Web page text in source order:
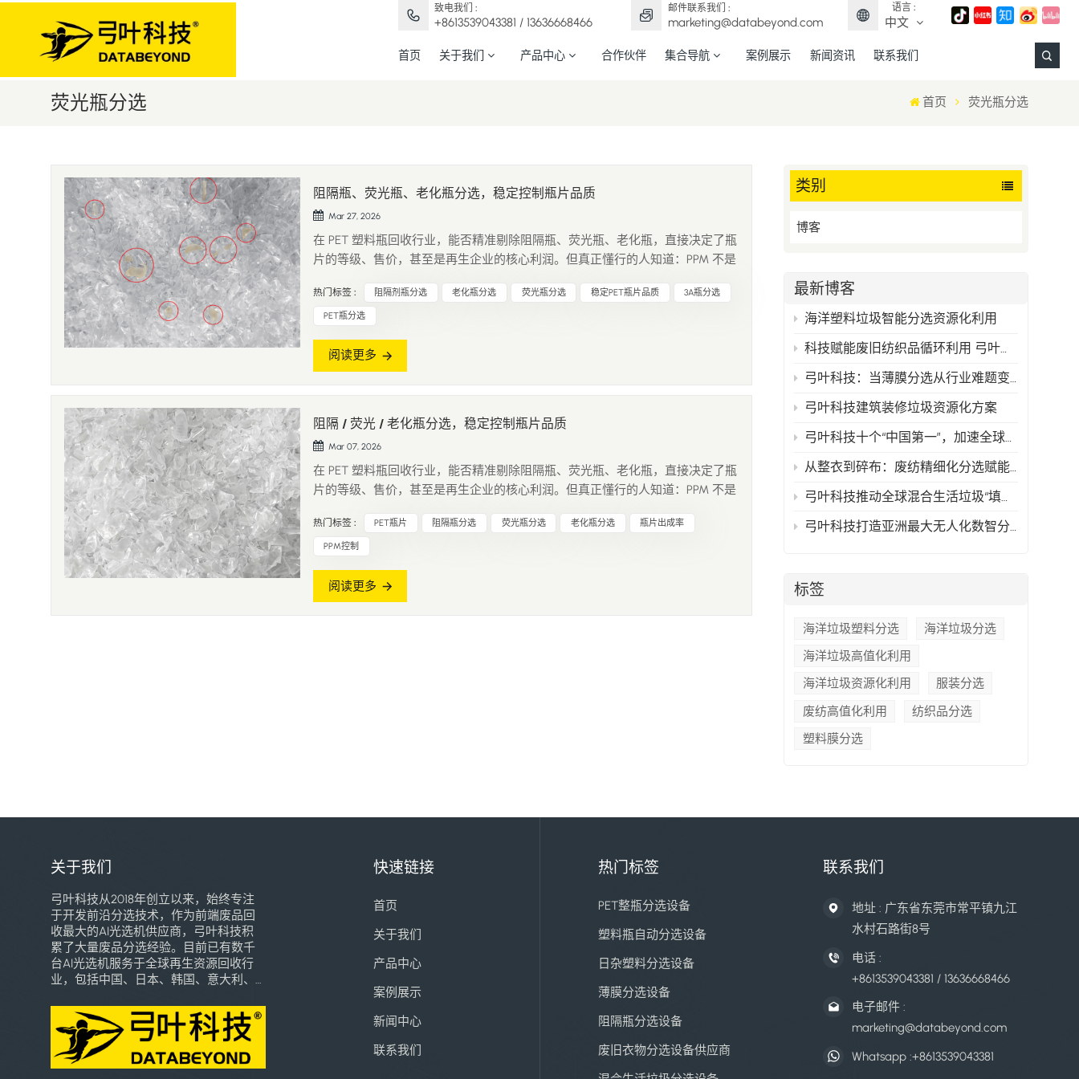
致电我们 :
+8613539043381 / 13636668466
邮件联系我们 :
marketing@databeyond.com
语言 :
中文
Español
中文
首页 关于我们 产品中心 合作伙伴 集合导航 案例展示 新闻资讯 联系我们
荧光瓶分选 首页 荧光瓶分选
类别
博客
最新博客
海洋塑料垃圾智能分选资源化利用
科技赋能废旧纺织品循环利用 弓叶科技打造精准分选新范式
弓叶科技：当薄膜分选从行业难题变成可复制的技术方案
弓叶科技建筑装修垃圾资源化方案
弓叶科技十个“中国第一”，加速全球再生资源行业智能化时代的到来
从整衣到碎布：废纺精细化分选赋能高值化再生
弓叶科技推动全球混合生活垃圾“填埋骤零化与资源最大化”
弓叶科技打造亚洲最大无人化数智分拣中心，以AI技术驱动循环经济新典范
标签
海洋垃圾塑料分选
海洋垃圾分选
海洋垃圾高值化利用
海洋垃圾资源化利用
服装分选
废纺高值化利用
纺织品分选
塑料膜分选
阻隔瓶、荧光瓶、老化瓶分选，稳定控制瓶片品质
Mar 27, 2026
在 PET 塑料瓶回收行业，能否精准剔除阻隔瓶、荧光瓶、老化瓶，直接决定了瓶
片的等级、售价，甚至是再生企业的核心利润。但真正懂行的人知道：PPM 不是
什么必须剔除这 3 类瓶子？ 1. 阻隔瓶 多用于农药、日化、高阻隔食品包装，瓶体
含 EVOH...
热门标签 : 阻隔剂瓶分选 老化瓶分选 荧光瓶分选 稳定PET瓶片品质 3A瓶分选
PET瓶分选
阅读更多
阻隔 / 荧光 / 老化瓶分选，稳定控制瓶片品质
Mar 07, 2026
在 PET 塑料瓶回收行业，能否精准剔除阻隔瓶、荧光瓶、老化瓶，直接决定了瓶
片的等级、售价，甚至是再生企业的核心利润。但真正懂行的人知道：PPM 不是
什么必须剔除这 3 类瓶子？ 1. 阻隔瓶 多用于农药、日化、高阻隔食品包装，瓶体
含 EVOH...
热门标签 : PET瓶片 阻隔瓶分选 荧光瓶分选 老化瓶分选 瓶片出成率
PPM控制
阅读更多
关于我们
弓叶科技从2018年创立以来，始终专注
于开发前沿分选技术，作为前端废品回
收最大的AI光选机供应商，弓叶科技积
累了大量废品分选经验。目前已有数千
台AI光选机服务于全球再生资源回收行
业，包括中国、日本、韩国、意大利、
达、乌兹别克斯坦等多个国家和地区，
深受用户喜爱。我们将致力于用自己的
专业知识和技术创新，引领全球高端智
能分选技术的普惠化应用，加速全球再
快速链接
首页
关于我们
产品中心
案例展示
新闻中心
联系我们
热门标签
PET整瓶分选设备
塑料瓶自动分选设备
日杂塑料分选设备
薄膜分选设备
阻隔瓶分选设备
废旧衣物分选设备供应商
联系我们
地址 : 广东省东莞市常平镇九江
水村石路街8号
电话 :
+8613539043381 / 13636668466
电子邮件 :
marketing@databeyond.com
Whatsapp :+8613539043381